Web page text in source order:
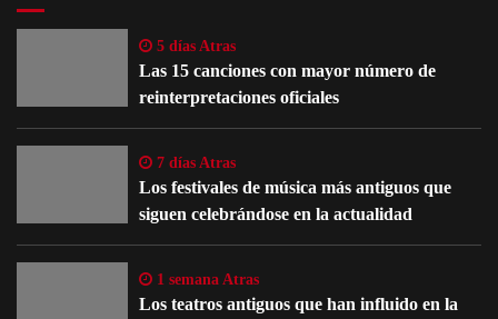
5 días Atras
Las 15 canciones con mayor número de
reinterpretaciones oficiales
7 días Atras
Los festivales de música más antiguos que
siguen celebrándose en la actualidad
1 semana Atras
Los teatros antiguos que han influido en la